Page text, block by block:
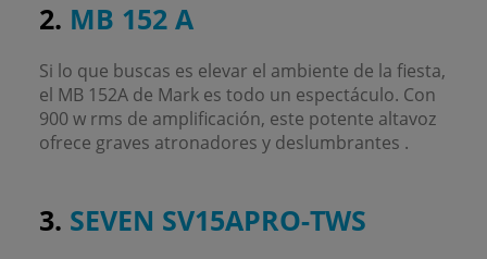
2. MB 152 A
Si lo que buscas es elevar el ambiente de la fiesta,
el MB 152A de Mark es todo un espectáculo. Con
900 w rms de amplificación, este potente altavoz
ofrece graves atronadores y deslumbrantes .
3. SEVEN SV15APRO-TWS